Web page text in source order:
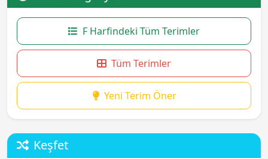
F Harfindeki Tüm Terimler
Tüm Terimler
Yeni Terim Öner
Keşfet